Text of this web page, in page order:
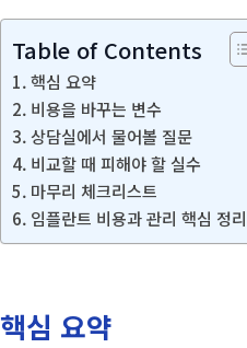
Table of Contents
핵심 요약
비용을 바꾸는 변수
상담실에서 물어볼 질문
비교할 때 피해야 할 실수
마무리 체크리스트
임플란트 비용과 관리 핵심 정리
핵심 요약